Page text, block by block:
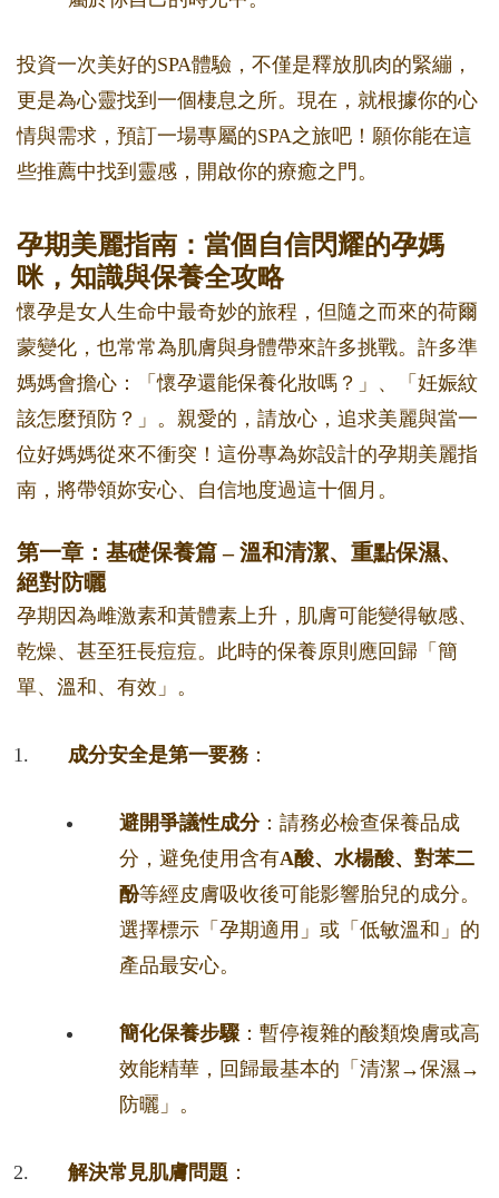
投資一次美好的SPA體驗，不僅是釋放肌肉的緊繃，
更是為心靈找到一個棲息之所。現在，就根據你的心
情與需求，預訂一場專屬的SPA之旅吧！願你能在這
些推薦中找到靈感，開啟你的療癒之門。
孕期美麗指南：當個自信閃耀的孕媽
咪，知識與保養全攻略
懷孕是女人生命中最奇妙的旅程，但隨之而來的荷爾
蒙變化，也常常為肌膚與身體帶來許多挑戰。許多準
媽媽會擔心：「懷孕還能保養化妝嗎？」、「妊娠紋
該怎麼預防？」。親愛的，請放心，追求美麗與當一
位好媽媽從來不衝突！這份專為妳設計的孕期美麗指
南，將帶領妳安心、自信地度過這十個月。
第一章：基礎保養篇 – 溫和清潔、重點保濕、
絕對防曬
孕期因為雌激素和黃體素上升，肌膚可能變得敏感、
乾燥、甚至狂長痘痘。此時的保養原則應回歸「簡
單、溫和、有效」。
成分安全是第一要務：
避開爭議性成分：請務必檢查保養品成
分，避免使用含有A酸、水楊酸、對苯二
酚等經皮膚吸收後可能影響胎兒的成分。
選擇標示「孕期適用」或「低敏溫和」的
產品最安心。
簡化保養步驟 ：暫停複雜的酸類煥膚或高
效能精華，回歸最基本的「清潔→保濕→
防曬」。
解決常見肌膚問題 ：